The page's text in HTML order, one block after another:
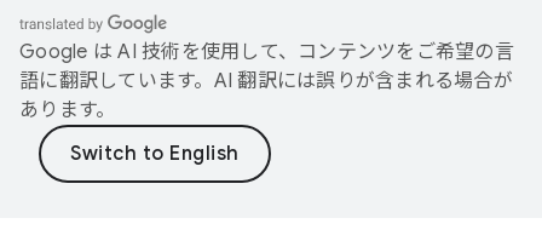
Google は AI 技術を使用して、コンテンツをご希望の言
語に翻訳しています。AI 翻訳には誤りが含まれる場合が
あります。